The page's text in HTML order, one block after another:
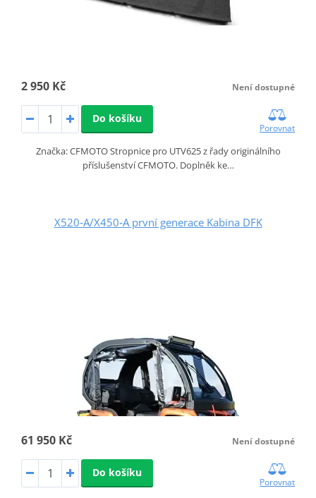
2 950 Kč Není dostupné
Do košíku
Porovnat
Značka: CFMOTO Stropnice pro UTV625 z řady originálního
příslušenství CFMOTO. Doplněk ke…
X520‑A/X450‑A první generace Kabina DFK
61 950 Kč Není dostupné
Do košíku
Porovnat